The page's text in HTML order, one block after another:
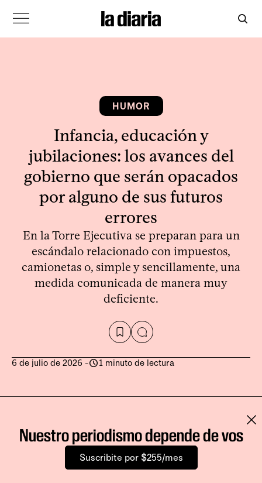
HUMOR
Infancia, educación y
jubilaciones: los avances del
gobierno que serán opacados
por alguno de sus futuros
errores
En la Torre Ejecutiva se preparan para un
escándalo relacionado con impuestos,
camionetas o, simple y sencillamente, una
medida comunicada de manera muy
deficiente.
6 de julio de 2026 - 1 minuto de lectura
Nuestro periodismo depende de vos
Suscribite por $255/mes